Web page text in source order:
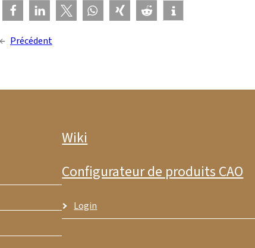
← Précédent
Wiki
Configurateur de produits CAO
Login